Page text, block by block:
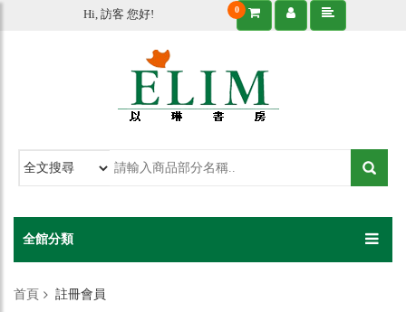
Hi, 訪客 您好! 0
全館分類
首頁 註冊會員